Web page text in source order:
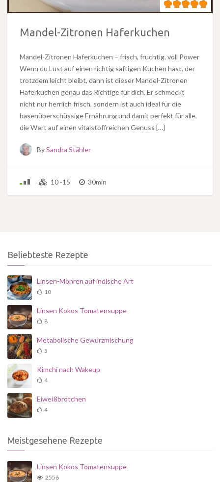
Mandel-Zitronen Haferkuchen
Mandel-Zitronen Haferkuchen – frisch, fruchtig, voll Power
Wenn du Lust auf einen richtig saftigen Kuchen hast, der
trotzdem leicht bleibt, dann ist dieser Mandel-Zitronen
Haferkuchen genau das Richtige für dich. Er schmeckt
nicht nur herrlich frisch, sondern ist auch ideal für die
basenüberschüssige Ernährung und damit perfekt für alle,
die Wert auf einen vitalstoffreichen Genuss […]
BySandra Stähler
10 -15 30min
Beliebteste Rezepte
Linsen-Möhren auf indische Art
10
Linsen Kokos Tomatensuppe
8
Metabolische Gewürzmischung
5
Kimchi nach Wakeup
4
Eiweißbrötchen
4
Meistgesehene Rezepte
Linsen Kokos Tomatensuppe
2556